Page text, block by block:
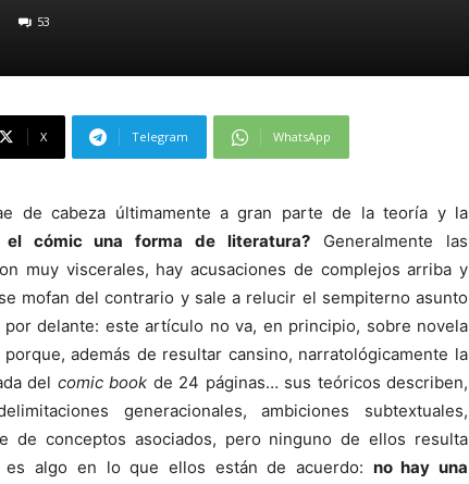
53
X Telegram WhatsApp
de cabeza últimamente a gran parte de la teoría y la
el cómic una forma de literatura? Generalmente las
muy viscerales, hay acusaciones de complejos arriba y
mofan del contrario y sale a relucir el sempiterno asunto
delante: este artículo no va, en principio, sobre novela
además de resultar cansino, narratológicamente la
del comic book de 24 páginas… sus teóricos describen,
generacionales, ambiciones subtextuales,
de conceptos asociados, pero ninguno de ellos resulta
es algo en lo que ellos están de acuerdo: no hay una